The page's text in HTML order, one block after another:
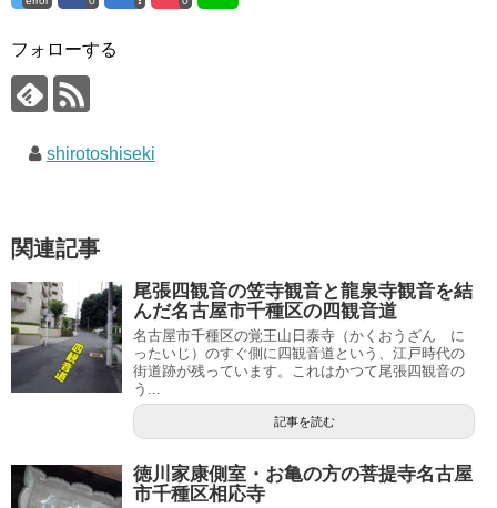
フォローする
shirotoshiseki
関連記事
尾張四観音の笠寺観音と龍泉寺観音を結
んだ名古屋市千種区の四観音道
名古屋市千種区の覚王山日泰寺（かくおうざん に
ったいじ）のすぐ側に四観音道という、江戸時代の
街道跡が残っています。これはかつて尾張四観音の
う...
記事を読む
徳川家康側室・お亀の方の菩提寺名古屋
市千種区相応寺